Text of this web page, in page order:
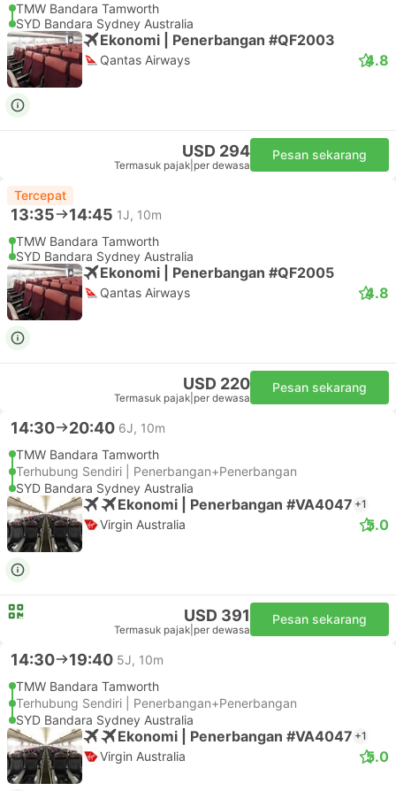
TMW Bandara Tamworth
SYD Bandara Sydney Australia
Ekonomi | Penerbangan #QF2003
Qantas Airways 4.8
USD 294
Termasuk pajak per dewasa
Pesan sekarang
Tercepat
13:35 14:45 1J, 10m
TMW Bandara Tamworth
SYD Bandara Sydney Australia
Ekonomi | Penerbangan #QF2005
Qantas Airways 4.8
USD 220
Termasuk pajak per dewasa
Pesan sekarang
14:30 20:40 6J, 10m
TMW Bandara Tamworth
Terhubung Sendiri | Penerbangan+Penerbangan
SYD Bandara Sydney Australia
Ekonomi | Penerbangan #VA4047 +1
Virgin Australia 5.0
USD 391
Termasuk pajak per dewasa
Pesan sekarang
14:30 19:40 5J, 10m
TMW Bandara Tamworth
Terhubung Sendiri | Penerbangan+Penerbangan
SYD Bandara Sydney Australia
Ekonomi | Penerbangan #VA4047 +1
Virgin Australia 5.0